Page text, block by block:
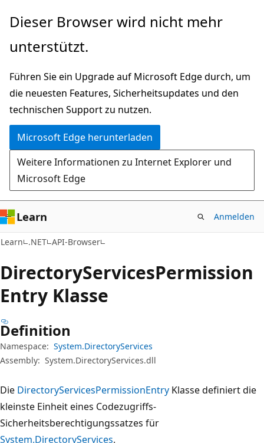
Zu
wechseln
Zur
springen
Dieser Browser wird nicht mehr
unterstützt.
Führen Sie ein Upgrade auf Microsoft Edge durch, um
die neuesten Features, Sicherheitsupdates und den
technischen Support zu nutzen.
Microsoft Edge herunterladen
Weitere Informationen zu Internet Explorer und
Microsoft Edge
Learn Anmelden
Learn .NET API-Browser
DirectoryServicesPermission
Entry Klasse
Definition
Namespace: System.DirectoryServices
Assembly: System.DirectoryServices.dll
Die DirectoryServicesPermissionEntry Klasse definiert die
kleinste Einheit eines Codezugriffs-
Sicherheitsberechtigungssatzes für
System.DirectoryServices.